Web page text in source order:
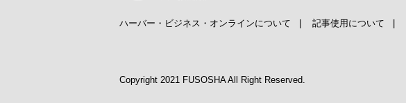
ハーバー・ビジネス・オンラインについて 記事使用について
Copyright 2021 FUSOSHA All Right Reserved.